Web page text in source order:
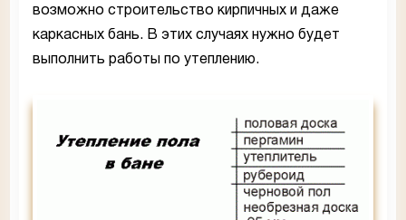
возможно строительство кирпичных и даже
каркасных бань. В этих случаях нужно будет
выполнить работы по утеплению.